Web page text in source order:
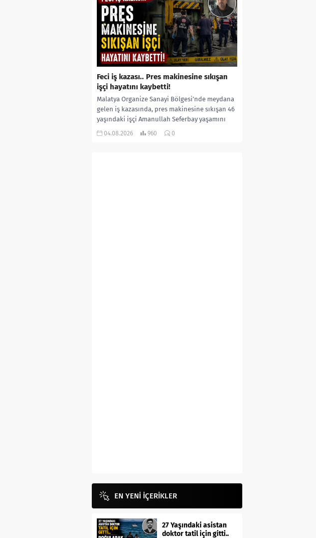
Feci iş kazası.. Pres makinesine sıkışan
işçi hayatını kaybetti!
Malatya Organize Sanayi Bölgesi’nde meydana
gelen iş kazasında, pres makinesine sıkışan 46
yaşındaki işçi Amanullah Seferbay yaşamını
yitirdi. Olayla ilgili...
04.08.2026 960 0
EN YENİ İÇERİKLER
27 Yaşındaki asistan
doktor tatil için gitti..